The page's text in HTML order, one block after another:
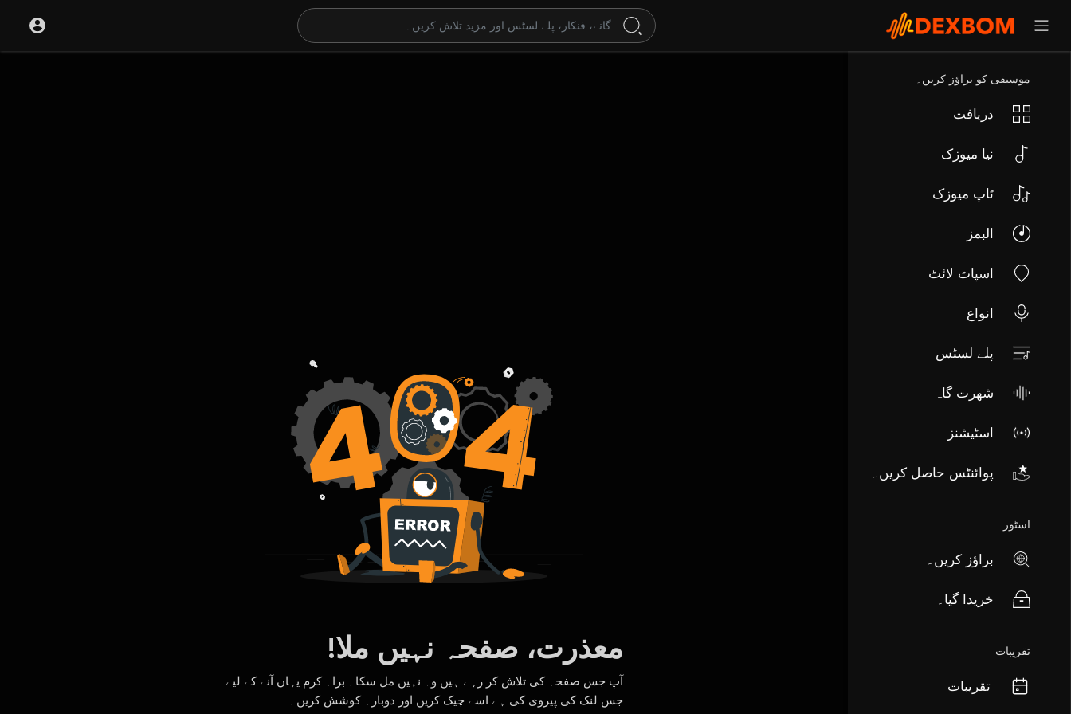
موسیقی کو براؤز کریں۔
دریافت
نیا میوزک
ٹاپ میوزک
البمز
اسپاٹ لائٹ
انواع
پلے لسٹس
شھرت گاہ
اسٹیشنز
پوائنٹس حاصل کریں۔
اسٹور
براؤز کریں۔
خریدا گیا۔
تقریبات
تقریبات
معذرت، صفحہ نہیں ملا!
آپ جس صفحہ کی تلاش کر رہے ہیں وہ نہیں مل سکا۔ براہ کرم یہاں آنے کے لیے
جس لنک کی پیروی کی ہے اسے چیک کریں اور دوبارہ کوشش کریں۔